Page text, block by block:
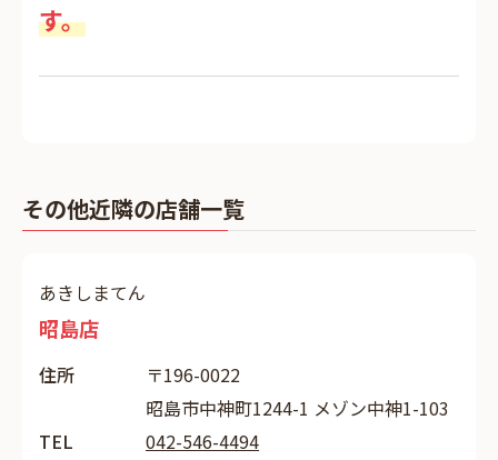
す。
その他近隣の店舗一覧
あきしまてん
昭島店
住所
〒196-0022
昭島市中神町1244-1 メゾン中神1-103
TEL
042-546-4494